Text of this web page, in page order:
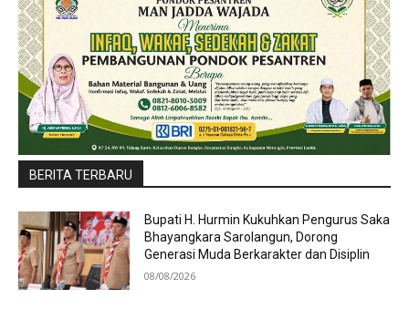
BERITA TERBARU
Bupati H. Hurmin Kukuhkan Pengurus Saka
Bhayangkara Sarolangun, Dorong
Generasi Muda Berkarakter dan Disiplin
08/08/2026